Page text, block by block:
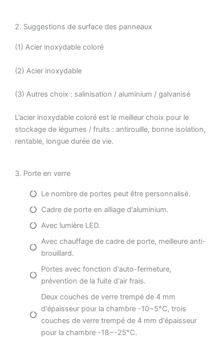
2. Suggestions de surface des panneaux
(1) Acier inoxydable coloré
(2) Acier inoxydable
(3) Autres choix : salinisation / aluminium / galvanisé
L’acier inoxydable coloré est le meilleur choix pour le
stockage de légumes / fruits : antirouille, bonne isolation,
rentable, longue durée de vie.
3. Porte en verre
Le nombre de portes peut être personnalisé.
Cadre de porte en alliage d'aluminium.
Avec lumière LED.
Avec chauffage de cadre de porte, meilleure anti-
brouillard.
Portes avec fonction d'auto-fermeture,
prévention de la fuite d'air frais.
Deux couches de verre trempé de 4 mm
d'épaisseur pour la chambre -10~5°C, trois
couches de verre trempé de 4 mm d'épaisseur
pour la chambre -18~-25°C.